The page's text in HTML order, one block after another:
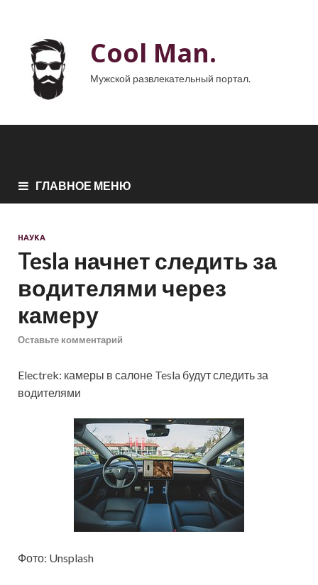
Cool Man.
Мужской развлекательный портал.
ГЛАВНОЕ МЕНЮ
НАУКА
Tesla начнет следить за
водителями через
камеру
Оставьте комментарий
Electrek: камеры в салоне Tesla будут следить за
водителями
Фото: Unsplash